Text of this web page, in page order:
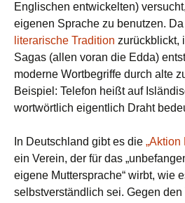
Englischen entwickelten)
eigenen Sprache zu benutzen.
literarische Tradition zurückblickt,
Sagas (allen voran die Edda)
moderne Wortbegriffe durch alte
Beispiel: Telefon heißt auf
wortwörtlich eigentlich Draht
In Deutschland gibt es die „Aktion
ein Verein, der für das
eigene Muttersprache“ wirbt, wie
selbstverständlich sei. Gegen den